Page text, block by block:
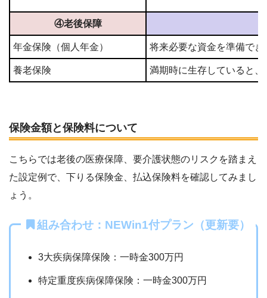
④老後保障
年金保険（個人年金） 将来必要な資金を準備でき
養老保険 満期時に生存していると
保険金額と保険料について
こちらでは老後の医療保障、要介護状態のリスクを踏まえ
た設定例で、下りる保険金、払込保険料を確認してみまし
ょう。
組み合わせ：NEWin1付プラン（更新要）
3大疾病保障保険：一時金300万円
特定重度疾病保障保険：一時金300万円